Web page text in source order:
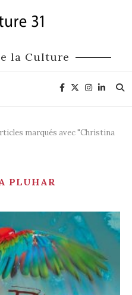
la Culture
marqués avec "Christina
PLUHAR